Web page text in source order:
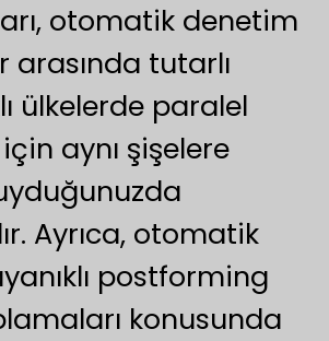
otomatik denetim
arasında tutarlı
ülkelerde paralel
aynı şişelere
Ayrıca, otomatik
postforming
konusunda